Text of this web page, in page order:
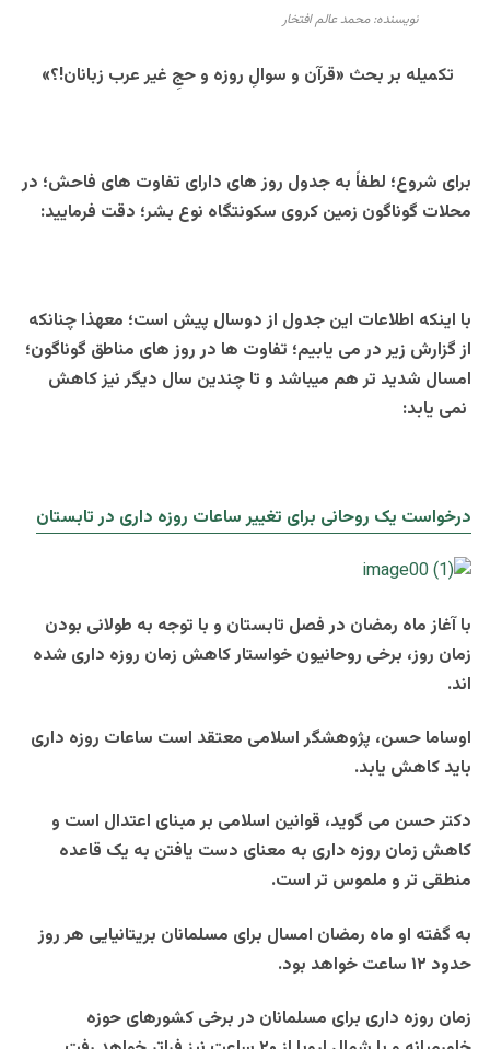
نویسنده: محمد عالم افتخار
تکمیله بر بحث «قرآن و سوالِ روزه و حجِ غیر عرب زبانان!؟»
برای شروع؛ لطفاً به جدول روز های دارای تفاوت های فاحش؛ در
محلات گوناگون زمین کروی سکونتگاه نوع بشر؛ دقت فرمایید:
با اینکه اطلاعات این جدول از دوسال پیش است؛ معهذا چنانکه
از گزارش زیر در می یابیم؛ تفاوت ها در روز های مناطق گوناگون؛
امسال شدید تر هم میباشد و تا چندین سال دیگر نیز کاهش
نمی یابد:
درخواست یک روحانی برای تغییر ساعات روزه داری در تابستان
با آغاز ماه رمضان در فصل تابستان و با توجه به طولانی بودن
زمان روز، برخی روحانیون خواستار کاهش زمان روزه داری شده
اند.
اوساما حسن، پژوهشگر اسلامی معتقد است ساعات روزه داری
باید کاهش یابد.
دکتر حسن می گوید، قوانین اسلامی بر مبنای اعتدال است و
کاهش زمان روزه داری به معنای دست یافتن به یک قاعده
منطقی تر و ملموس تر است.
به گفته او ماه رمضان امسال برای مسلمانان بریتانیایی هر روز
حدود ۱۲ ساعت خواهد بود.
زمان روزه داری برای مسلمانان در برخی کشورهای حوزه